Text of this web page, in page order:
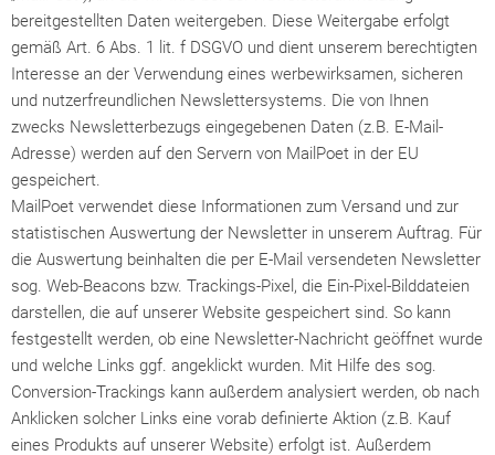
bereitgestellten Daten weitergeben. Diese Weitergabe erfolgt
gemäß Art. 6 Abs. 1 lit. f DSGVO und dient unserem berechtigten
Interesse an der Verwendung eines werbewirksamen, sicheren
und nutzerfreundlichen Newslettersystems. Die von Ihnen
zwecks Newsletterbezugs eingegebenen Daten (z.B. E-Mail-
Adresse) werden auf den Servern von MailPoet in der EU
gespeichert.
MailPoet verwendet diese Informationen zum Versand und zur
statistischen Auswertung der Newsletter in unserem Auftrag. Für
die Auswertung beinhalten die per E-Mail versendeten Newsletter
sog. Web-Beacons bzw. Trackings-Pixel, die Ein-Pixel-Bilddateien
darstellen, die auf unserer Website gespeichert sind. So kann
festgestellt werden, ob eine Newsletter-Nachricht geöffnet wurde
und welche Links ggf. angeklickt wurden. Mit Hilfe des sog.
Conversion-Trackings kann außerdem analysiert werden, ob nach
Anklicken solcher Links eine vorab definierte Aktion (z.B. Kauf
eines Produkts auf unserer Website) erfolgt ist. Außerdem